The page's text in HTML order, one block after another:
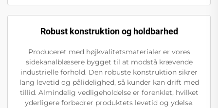
Robust konstruktion og holdbarhed
Produceret med højkvalitetsmaterialer er vores
sidekanalblæsere bygget til at modstå krævende
industrielle forhold. Den robuste konstruktion sikrer
lang levetid og pålidelighed, så kunder kan drift med
tillid. Almindelig vedligeholdelse er forenklet, hvilket
yderligere forbedrer produktets levetid og ydelse.